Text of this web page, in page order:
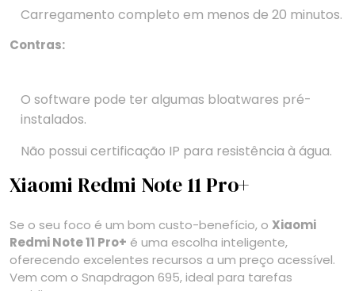
Carregamento completo em menos de 20 minutos.
Contras:
O software pode ter algumas bloatwares pré-
instalados.
Não possui certificação IP para resistência à água.
Xiaomi Redmi Note 11 Pro+
Se o seu foco é um bom custo-benefício, o Xiaomi
Redmi Note 11 Pro+ é uma escolha inteligente,
oferecendo excelentes recursos a um preço acessível.
Vem com o Snapdragon 695, ideal para tarefas